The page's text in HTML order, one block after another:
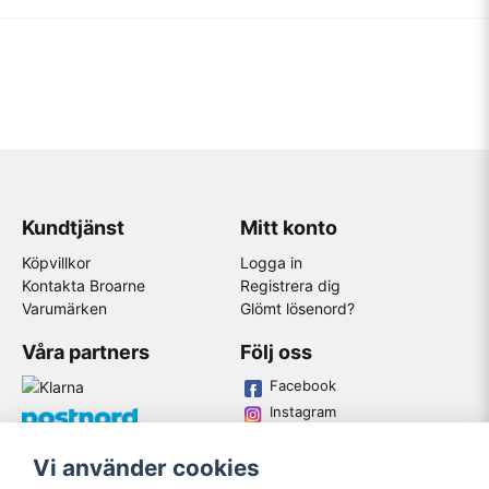
Kundtjänst
Köpvillkor
Kontakta Broarne
Varumärken
Mitt konto
Logga in
Registrera dig
Glömt lösenord?
Våra partners Följ oss
Facebook
Instagram
Vi använder cookies